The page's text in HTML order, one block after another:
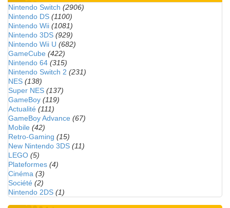
Nintendo Switch (2906)
Nintendo DS (1100)
Nintendo Wii (1081)
Nintendo 3DS (929)
Nintendo Wii U (682)
GameCube (422)
Nintendo 64 (315)
Nintendo Switch 2 (231)
NES (138)
Super NES (137)
GameBoy (119)
Actualité (111)
GameBoy Advance (67)
Mobile (42)
Retro-Gaming (15)
New Nintendo 3DS (11)
LEGO (5)
Plateformes (4)
Cinéma (3)
Société (2)
Nintendo 2DS (1)